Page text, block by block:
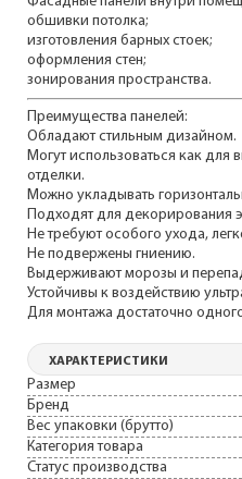
обшивки потолка;
изготовления барных стоек;
оформления стен;
зонирования пространства.
Преимущества панелей:
Обладают стильным дизайном.
Могут использоваться как для
отделки.
Можно укладывать
Подходят для декорирования
Не требуют особого ухода,
Не подвержены гниению.
Выдерживают морозы и
Устойчивы к воздействию
Для монтажа достаточно
ХАРАКТЕРИСТИКИ
Размер
Бренд
Вес упаковки (брутто)
Категория товара
Статус производства